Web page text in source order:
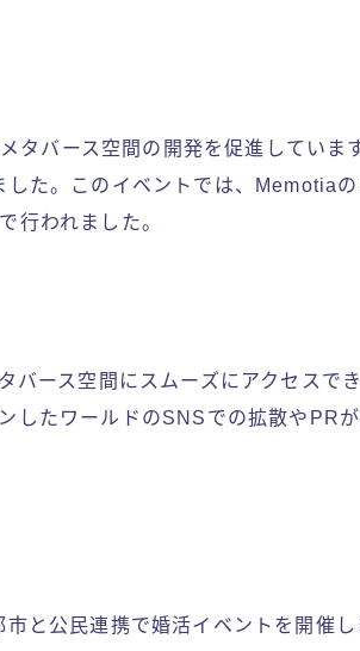
タバース空間の開発を促進していま
た。このイベントでは、Memotia
行われました。
ース空間にスムーズにアクセスで
したワールドのSNSでの拡散やPR
と公民連携で婚活イベントを開催し